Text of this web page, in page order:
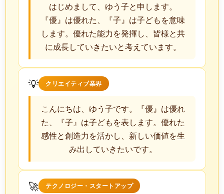
はじめまして、ゆう子と申します。
『優』は優れた、『子』は子どもを意味
します。優れた能力を発揮し、皆様と共
に成長していきたいと考えています。
💡 クリエイティブ業界
こんにちは、ゆう子です。『優』は優れ
た、『子』は子どもを表します。優れた
感性と創造力を活かし、新しい価値を生
み出していきたいです。
🚀 テクノロジー・スタートアップ